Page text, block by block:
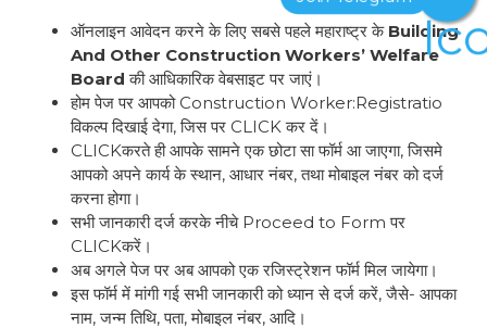
ऑनलाइन आवेदन करने के लिए सबसे पहले महाराष्ट्र के Building
And Other Construction Workers’ Welfare
Board की आधिकारिक वेबसाइट पर जाएं।
होम पेज पर आपको Construction Worker:Registratio
विकल्प दिखाई देगा, जिस पर CLICK कर दें।
CLICKकरते ही आपके सामने एक छोटा सा फॉर्म आ जाएगा, जिसमे
आपको अपने कार्य के स्थान, आधार नंबर, तथा मोबाइल नंबर को दर्ज
करना होगा।
सभी जानकारी दर्ज करके नीचे Proceed to Form पर
CLICKकरें।
अब अगले पेज पर अब आपको एक रजिस्ट्रेशन फॉर्म मिल जायेगा।
इस फॉर्म में मांगी गई सभी जानकारी को ध्यान से दर्ज करें, जैसे- आपका
नाम, जन्म तिथि, पता, मोबाइल नंबर, आदि।